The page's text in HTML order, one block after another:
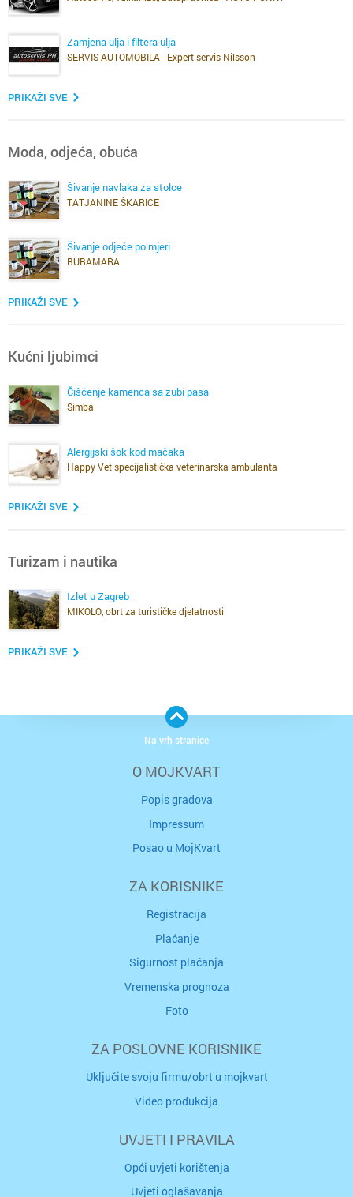
Zamjena ulja i filtera ulja
SERVIS AUTOMOBILA - Expert servis Nilsson
PRIKAŽI SVE
Moda, odjeća, obuća
Šivanje navlaka za stolce
TATJANINE ŠKARICE
Šivanje odjeće po mjeri
BUBAMARA
PRIKAŽI SVE
Kućni ljubimci
Čišćenje kamenca sa zubi pasa
Simba
Alergijski šok kod mačaka
Happy Vet specijalistička veterinarska ambulanta
PRIKAŽI SVE
Turizam i nautika
Izlet u Zagreb
MIKOLO, obrt za turističke djelatnosti
PRIKAŽI SVE
O MOJKVART
Popis gradova
Impressum
Posao u MojKvart
ZA KORISNIKE
Registracija
Plaćanje
Sigurnost plaćanja
Vremenska prognoza
Foto
ZA POSLOVNE KORISNIKE
Uključite svoju firmu/obrt u mojkvart
Video produkcija
UVJETI I PRAVILA
Opći uvjeti korištenja
Uvjeti oglašavanja
Na vrh stranice